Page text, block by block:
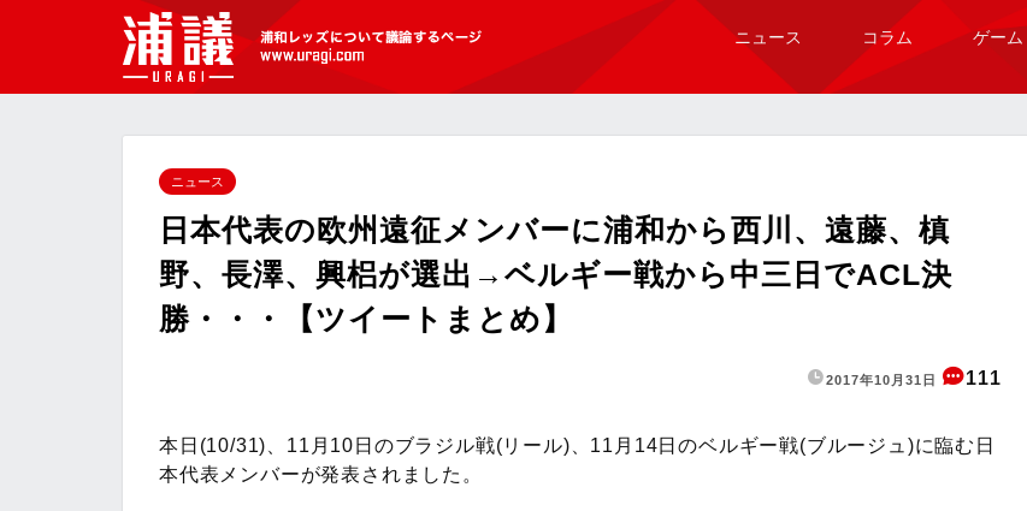
[浦議]浦和レッズについて議論するペ
ニュース コラム ゲーム
ニュース
日本代表の欧州遠征メンバーに浦和から西川、遠藤、槙
野、長澤、興梠が選出→ベルギー戦から中三日でACL決
勝・・・【ツイートまとめ】
2017年10月31日 111
本日(10/31)、11月10日のブラジル戦(リール)、11月14日のベルギー戦(ブルージュ)に臨む日
本代表メンバーが発表されました。